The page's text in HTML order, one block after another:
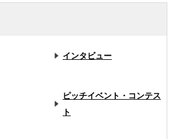
インタビュー
ピッチイベント・コンテス
ト